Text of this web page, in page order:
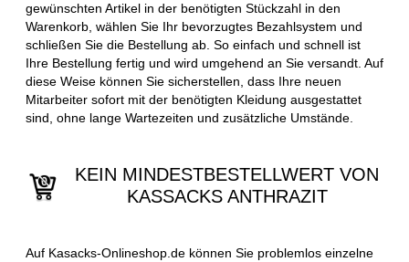
gewünschten Artikel in der benötigten Stückzahl in den
Warenkorb, wählen Sie Ihr bevorzugtes Bezahlsystem und
schließen Sie die Bestellung ab. So einfach und schnell ist
Ihre Bestellung fertig und wird umgehend an Sie versandt. Auf
diese Weise können Sie sicherstellen, dass Ihre neuen
Mitarbeiter sofort mit der benötigten Kleidung ausgestattet
sind, ohne lange Wartezeiten und zusätzliche Umstände.
KEIN MINDESTBESTELLWERT VON
KASSACKS ANTHRAZIT
Auf Kasacks-Onlineshop.de können Sie problemlos einzelne